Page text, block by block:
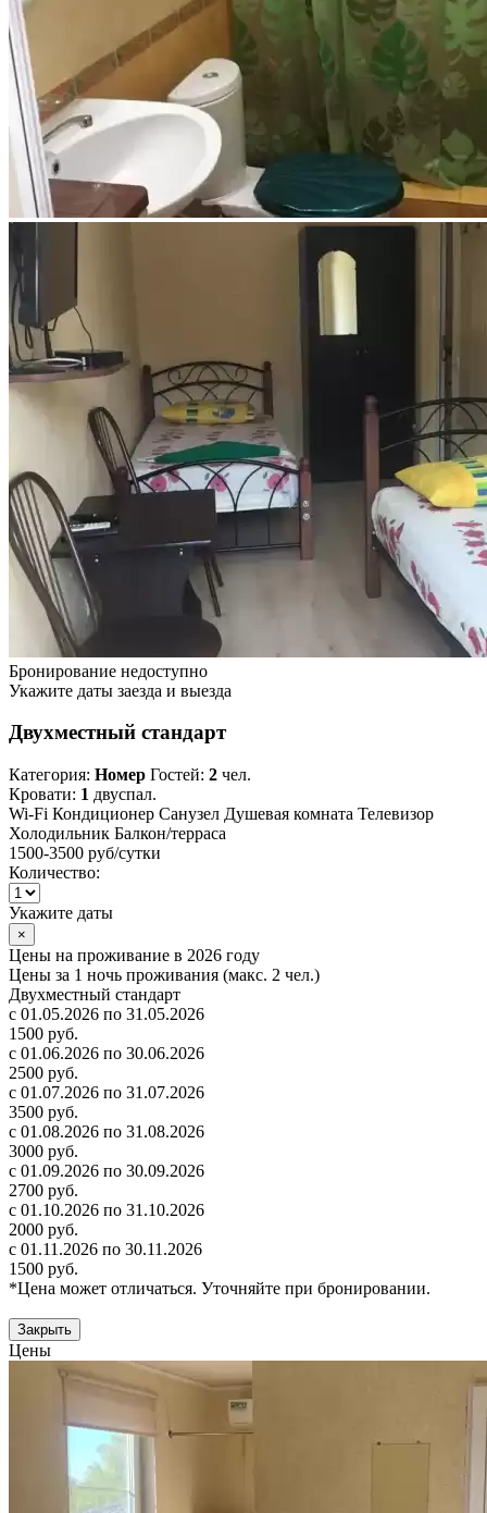
Бронирование недоступно
Укажите даты заезда и выезда
Двухместный стандарт
Категория: Номер Гостей: 2 чел.
Кровати: 1 двуспал.
Wi-Fi Кондиционер Санузел Душевая комната Телевизор
Холодильник Балкон/терраса
1500-3500 руб/сутки
Количество:
Укажите даты
×
Цены на проживание в 2026 году
Цены за 1 ночь проживания (макс. 2 чел.)
Двухместный стандарт
с 01.05.2026 по 31.05.2026
1500 руб.
с 01.06.2026 по 30.06.2026
2500 руб.
с 01.07.2026 по 31.07.2026
3500 руб.
с 01.08.2026 по 31.08.2026
3000 руб.
с 01.09.2026 по 30.09.2026
2700 руб.
с 01.10.2026 по 31.10.2026
2000 руб.
с 01.11.2026 по 30.11.2026
1500 руб.
*Цена может отличаться. Уточняйте при бронировании.
Закрыть
Цены